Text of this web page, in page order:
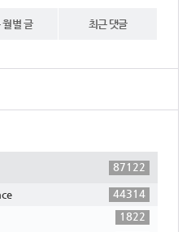
월별 글 최근 댓글
87122
44314
1822